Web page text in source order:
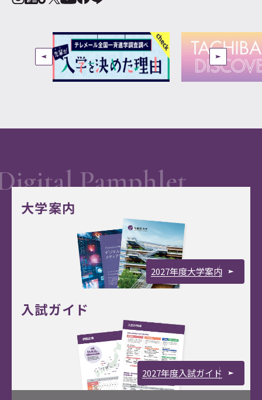
大学案内
2027年度大学案内
入試ガイド
2027年度入試ガイド